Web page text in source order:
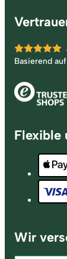
Basierend auf
Flexible
Wir